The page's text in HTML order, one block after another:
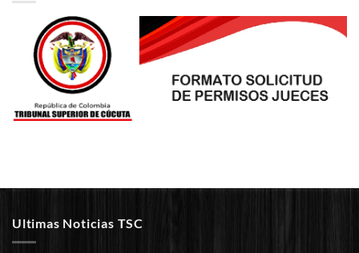
Ultimas Noticias TSC